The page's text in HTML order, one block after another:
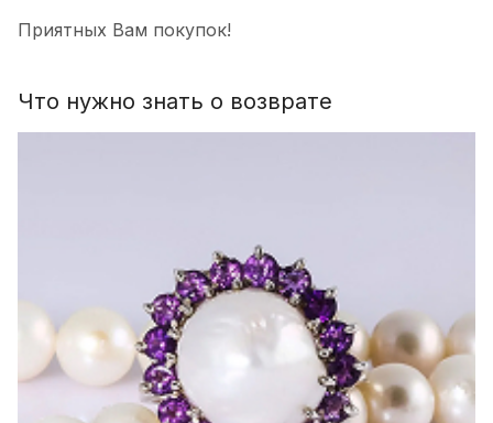
Приятных Вам покупок!
Что нужно знать о возврате